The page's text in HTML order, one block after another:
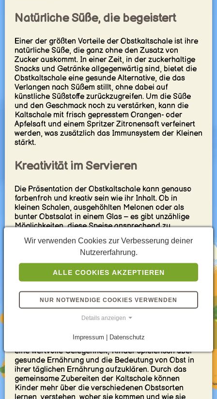
Natürliche Süße, die begeistert
Einer der größten Vorteile der Obstkaltschale ist ihre
natürliche Süße, die ganz ohne den Zusatz von
Zucker auskommt. In einer Zeit, in der zuckerhaltige
Snacks und Getränke allgegenwärtig sind, bietet die
Obstkaltschale eine gesunde Alternative, die das
Verlangen nach Süßem stillt, ohne dabei auf
künstliche Süßstoffe zurückzugreifen. Um die Süße
und den Geschmack noch zu verstärken, kann die
Kaltschale mit frisch gepresstem Orangen- oder
Apfelsaft und einem Spritzer Zitronensaft verfeinert
werden, was zusätzlich das Immunsystem der Kleinen
stärkt.
Kreativität im Servieren
Die Präsentation der Obstkaltschale kann genauso
farbenfroh und kreativ sein wie ihr Inhalt. Ob in
kleinen Schalen, ausgehöhlten Melonen oder als
bunter Obstsalat in einem Glas – es gibt unzählige
Möglichkeiten, diese Speise ansprechend zu
servieren und so die Neugier und Begeisterung der
Kinder zu wecken. Das Hinzufügen von kleinen
Schirmchen, bunten Strohhalmen oder sogar
essbaren Blumen kann die Obstkaltschale in ein
echtes Kunstwerk verwandeln, das die Kinder zum
Staunen bringt.
Eine erfrischende Lektion in
Neben dem Genuss bietet die Obstkaltschale auch
eine wertvolle Gelegenheit, Kinder spielerisch über
gesunde Ernährung und die Bedeutung von Obst in
ihrer täglichen Ernährung aufzuklären. Durch das
gemeinsame Zubereiten der Kaltschale können
Kinder mehr über die verschiedenen Obstsorten
Wir verwenden Cookies zur Verbesserung deiner
Nutzererfahrung.
ALLE COOKIES AKZEPTIEREN
NUR NOTWENDIGE COOKIES VERWENDEN
Details anzeigen
Impressum | Datenschutz